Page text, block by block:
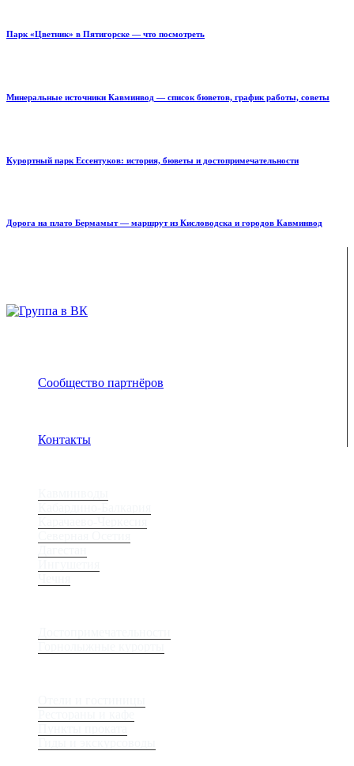
Парк «Цветник» в Пятигорске — что посмотреть
Минеральные источники Кавминвод — список бюветов, график работы, советы
Курортный парк Ессентуков: история, бюветы и достопримечательности
Дорога на плато Бермамыт — маршрут из Кисловодска и городов Кавминвод
Сообщество партнёров
Контакты